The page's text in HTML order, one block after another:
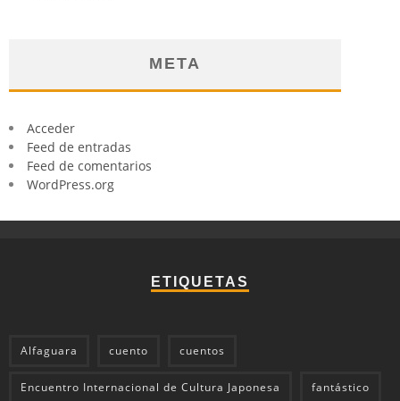
META
Acceder
Feed de entradas
Feed de comentarios
WordPress.org
ETIQUETAS
Alfaguara cuento cuentos
Encuentro Internacional de Cultura Japonesa fantástico